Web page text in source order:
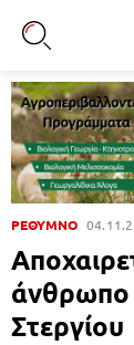
ΡΕΘΥΜΝΟ
άνθρωπο
Στεργίου